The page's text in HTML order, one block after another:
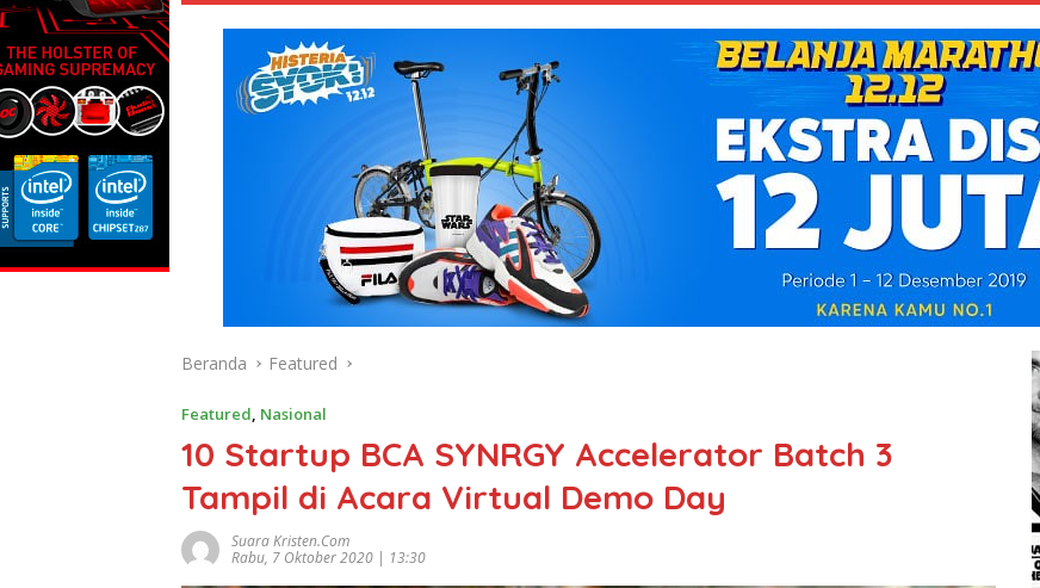
Beranda Featured
Featured, Nasional
10 Startup BCA SYNRGY Accelerator Batch 3
Tampil di Acara Virtual Demo Day
Suara Kristen.com
Rabu, 7 Oktober 2020 | 13:30